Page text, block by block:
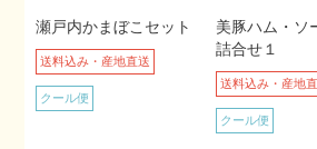
瀬戸内かまぼこセット
送料込み・産地直送
クール便
美豚ハム・ソ
詰合せ１
送料込み・産地
クール便